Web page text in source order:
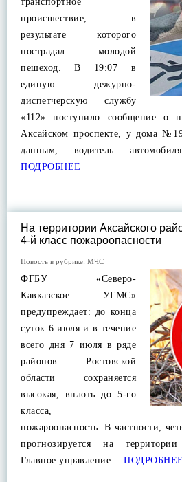
происшествие, в
результате которого
пострадал молодой
пешеход. В 19:07 в
единую дежурно-
диспетчерскую службу
«112» поступило сообщение о
Аксайском проспекте, у дома
данным, водитель
ПОДРОБНЕЕ
На территории Аксайского
4-й класс пожароопасности
Новость в рубрике: МЧС
ФГБУ «Северо-
Кавказское УГМС»
предупреждает: до конца
суток 6 июля и в течение
всего дня 7 июля в ряде
районов Ростовской
области сохраняется
высокая, вплоть до 5-го
класса,
пожароопасность. В частности,
прогнозируется на
Главное управление… ПОДРОБНЕЕ